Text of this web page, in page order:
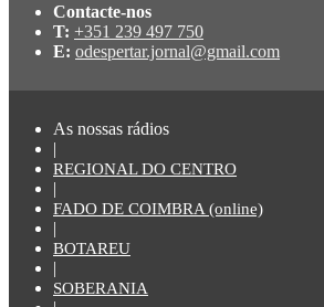
Contacte-nos
T: +351 239 497 750
E: odespertar.jornal@gmail.com
As nossas rádios
|
REGIONAL DO CENTRO
|
FADO DE COIMBRA (online)
|
BOTAREU
|
SOBERANIA